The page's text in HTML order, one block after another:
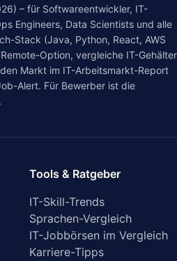
– für Softwareentwickler, IT-
Engineers, Data Scientists und alle
Stack (Java, Python, React, AWS
Option, vergleiche IT-Gehälter
Markt im IT-Arbeitsmarkt-Report
Alert. Für Bewerber ist die
Tools & Ratgeber
IT-Skill-Trends
Sprachen-Vergleich
IT-Jobbörsen im Vergleich
Karriere-Tipps